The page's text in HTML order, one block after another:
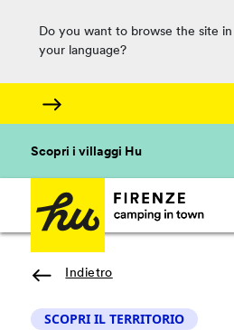
Do you want to browse the site in
your language?
Scopri i villaggi Hu
Indietro
SCOPRI IL TERRITORIO